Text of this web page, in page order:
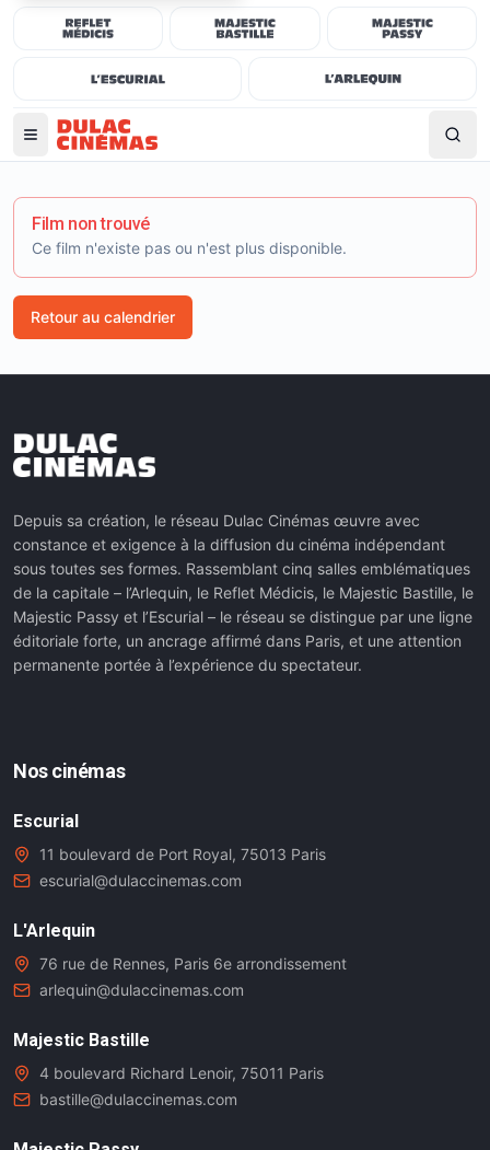
Film non trouvé
Ce film n'existe pas ou n'est plus disponible.
Retour au calendrier
Depuis sa création, le réseau Dulac Cinémas œuvre avec
constance et exigence à la diffusion du cinéma indépendant
sous toutes ses formes. Rassemblant cinq salles emblématiques
de la capitale – l’Arlequin, le Reflet Médicis, le Majestic Bastille, le
Majestic Passy et l’Escurial – le réseau se distingue par une ligne
éditoriale forte, un ancrage affirmé dans Paris, et une attention
permanente portée à l’expérience du spectateur.
Nos cinémas
Escurial
11 boulevard de Port Royal, 75013 Paris
escurial@dulaccinemas.com
L'Arlequin
76 rue de Rennes, Paris 6e arrondissement
arlequin@dulaccinemas.com
Majestic Bastille
4 boulevard Richard Lenoir, 75011 Paris
bastille@dulaccinemas.com